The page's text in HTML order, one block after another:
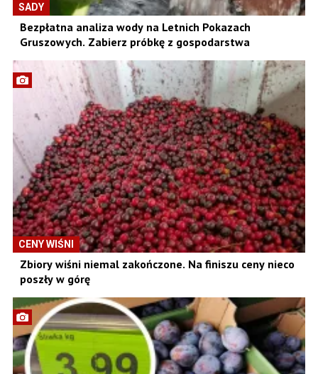
SADY
Bezpłatna analiza wody na Letnich Pokazach
Gruszowych. Zabierz próbkę z gospodarstwa
CENY WIŚNI
Zbiory wiśni niemal zakończone. Na finiszu ceny nieco
poszły w górę